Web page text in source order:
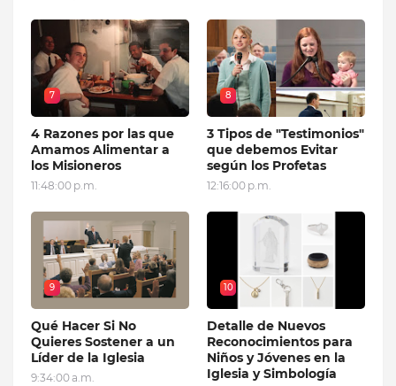
7
4 Razones por las que
Amamos Alimentar a
los Misioneros
11:48:00 p.m.
8
3 Tipos de "Testimonios"
que debemos Evitar
según los Profetas
12:16:00 p.m.
9
Qué Hacer Si No
Quieres Sostener a un
Líder de la Iglesia
9:34:00 a.m.
10
Detalle de Nuevos
Reconocimientos para
Niños y Jóvenes en la
Iglesia y Simbología